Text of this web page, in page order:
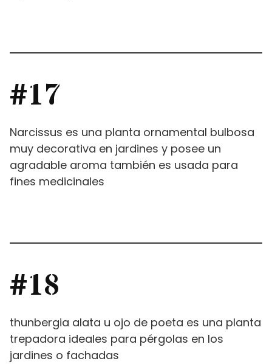
#17
Narcissus es una planta ornamental bulbosa
muy decorativa en jardines y posee un
agradable aroma también es usada para
fines medicinales
#18
thunbergia alata u ojo de poeta es una planta
trepadora ideales para pérgolas en los
jardines o fachadas